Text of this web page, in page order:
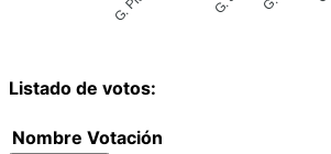
Listado de votos:
Nombre Votación